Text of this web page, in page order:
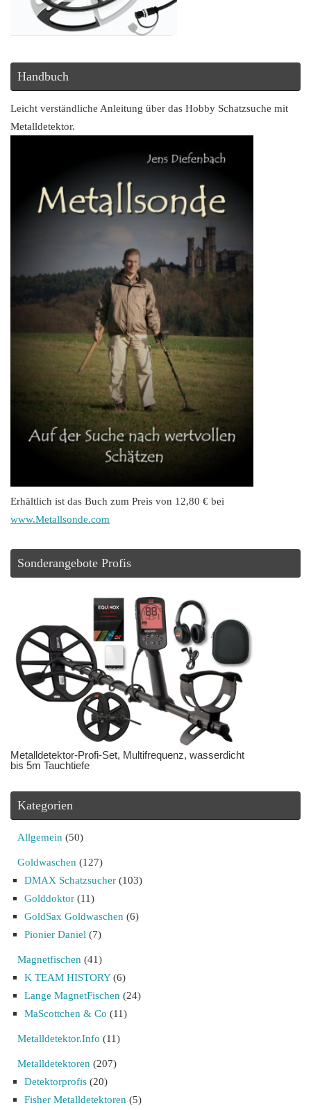
Handbuch
Leicht verständliche Anleitung über das Hobby Schatzsuche mit
Metalldetektor.
Erhältlich ist das Buch zum Preis von 12,80 € bei
www.Metallsonde.com
Sonderangebote Profis
Metalldetektor-Profi-Set, Multifrequenz, wasserdicht
bis 5m Tauchtiefe
Kategorien
Allgemein (50)
Goldwaschen (127)
DMAX Schatzsucher (103)
Golddoktor (11)
GoldSax Goldwaschen (6)
Pionier Daniel (7)
Magnetfischen (41)
K TEAM HISTORY(6)
Lange MagnetFischen (24)
MaScottchen & Co (11)
Metalldetektor.Info (11)
Metalldetektoren (207)
Detektorprofis (20)
Fisher Metalldetektoren (5)